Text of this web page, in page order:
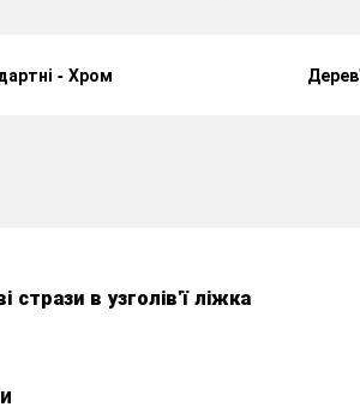
- Хром
стрази в узголів'ї ліжка